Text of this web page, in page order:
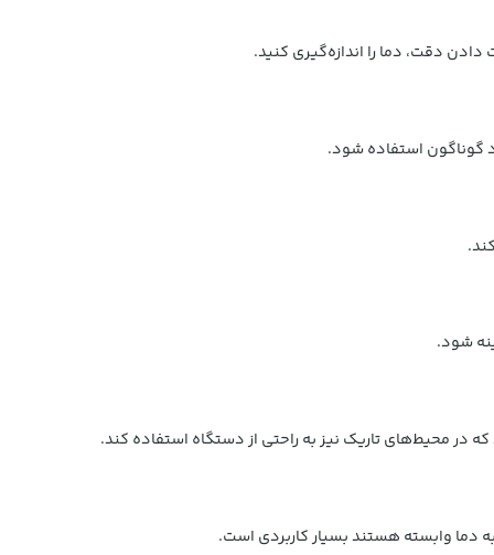
وابسته هستند بسیار کاربردی است.